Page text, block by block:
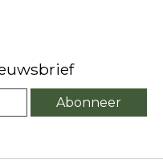
Abonneer